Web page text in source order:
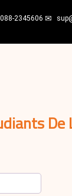
088-2345606
De